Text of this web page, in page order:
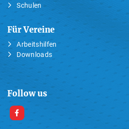
Schulen
Für Vereine
Arbeitshilfen
Downloads
Follow us